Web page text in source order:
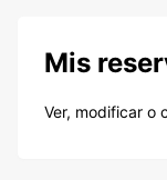
Mis
Ver, modificar o